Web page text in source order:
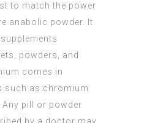
to match the power
anabolic powder. It
powders, and
comes in
such as chromium
pill or powder